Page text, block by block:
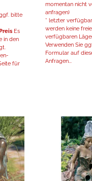
bitte
Es
in den
für
momentan nicht
anfragen)
* letzter
werden keine
verfügbaren
Verwenden Sie
Formular auf
Anfragen...